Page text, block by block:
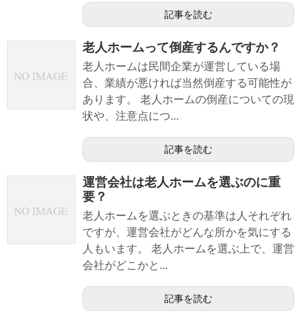
記事を読む
老人ホームって倒産するんですか？
老人ホームは民間企業が運営している場
合、業績が悪ければ当然倒産する可能性が
あります。 老人ホームの倒産についての現
状や、注意点につ...
記事を読む
運営会社は老人ホームを選ぶのに重
要？
老人ホームを選ぶときの基準は人それぞれ
ですが、運営会社がどんな所かを気にする
人もいます。 老人ホームを選ぶ上で、運営
会社がどこかと...
記事を読む